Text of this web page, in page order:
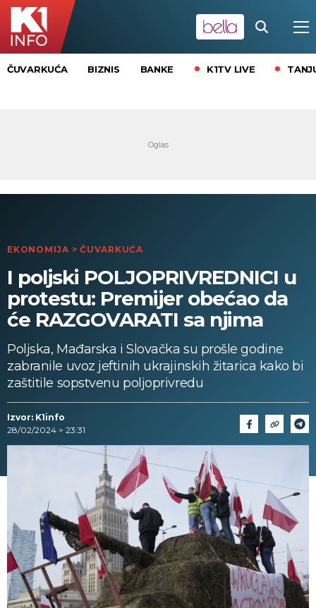
ČUVARKUĆA BIZNIS BANKE K1TV LIVE
EKONOMIJA > ČUVARKUĆA
I poljski POLJOPRIVREDNICI u
protestu: Premijer obećao da
će RAZGOVARATI sa njima
Poljska, Mađarska i Slovačka su prošle godine
zabranile uvoz jeftinih ukrajinskih žitarica kako bi
zaštitile sopstvenu poljoprivredu
Izvor: K1info
28/02/2024 > 23:31